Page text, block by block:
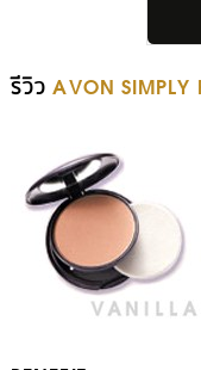
รีวิว AVON SIMPLY